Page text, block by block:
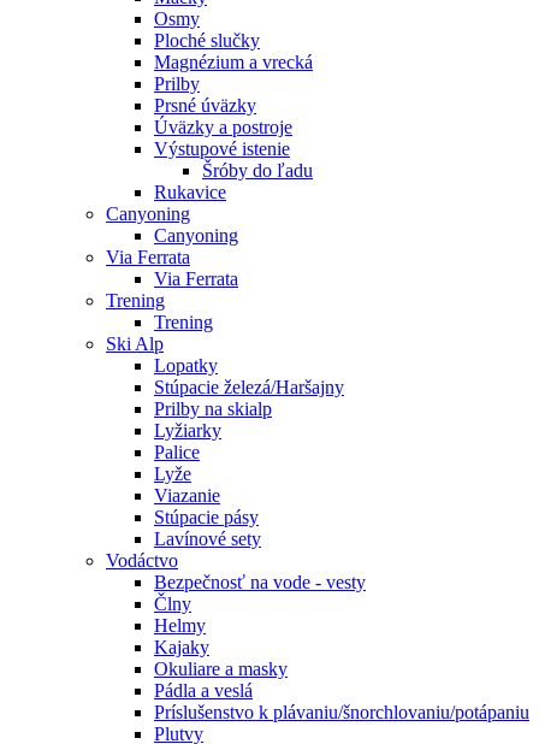
Osmy
Ploché slučky
Magnézium a vrecká
Prilby
Prsné úväzky
Úväzky a postroje
Výstupové istenie
Šróby do ľadu
Rukavice
Canyoning
Canyoning
Via Ferrata
Via Ferrata
Trening
Trening
Ski Alp
Lopatky
Stúpacie železá/Haršajny
Prilby na skialp
Lyžiarky
Palice
Lyže
Viazanie
Stúpacie pásy
Lavínové sety
Vodáctvo
Bezpečnosť na vode - vesty
Člny
Helmy
Kajaky
Okuliare a masky
Pádla a veslá
Príslušenstvo k plávaniu/šnorchlovaniu/potápaniu
Plutvy